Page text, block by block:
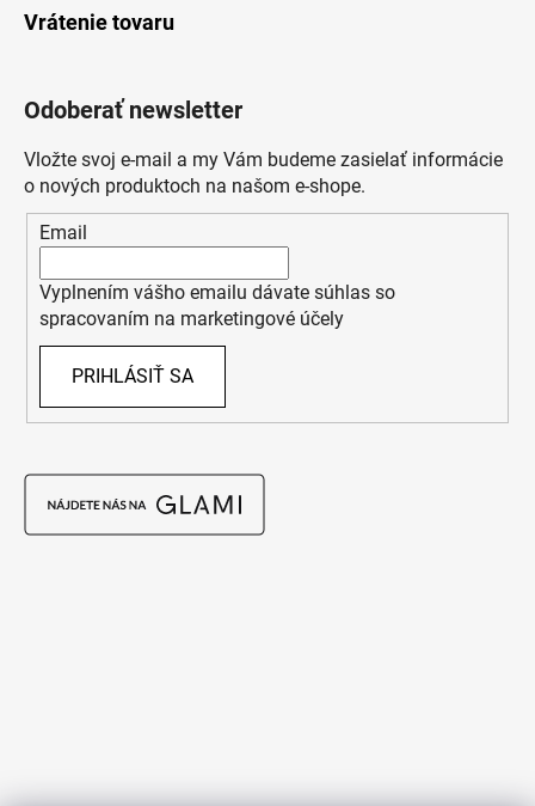
Vrátenie tovaru
Odoberať newsletter
Vložte svoj e-mail a my Vám budeme zasielať informácie
o nových produktoch na našom e-shope.
Email
Vyplnením vášho emailu dávate súhlas so
spracovaním na marketingové účely
PRIHLÁSIŤ SA